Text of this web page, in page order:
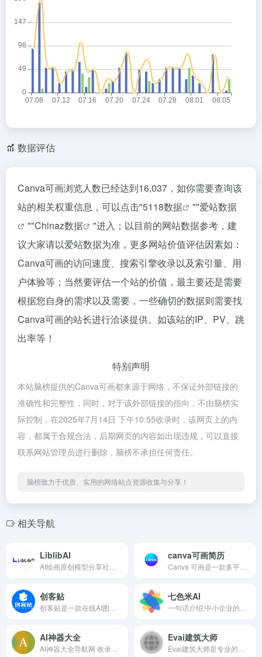
数据评估
Canva可画浏览人数已经达到16,037，如你需要查询该
站的相关权重信息，可以点击"5118数据 ""爱站数据
Canva可画的访问速度、搜索引擎收录以及索引量、用
根据您自身的需求以及需要，一些确切的数据则需要找
Canva可画的站长进行洽谈提供。如该站的IP、PV、跳
出率等！
特别声明
本站脑榜提供的Canva可画都来源于网络，不保证外部链接的
准确性和完整性，同时，对于该外部链接的指向，不由脑榜实
际控制，在2025年7月14日 下午10:55收录时，该网页上的内
联系网站管理员进行删除，脑榜不承担任何责任。
相关导航
LiblibAI canva可画简历
创客贴
创客贴是一款在线AI图形设计平台，致力于让设计变得简单高效。它无需用户下载安装任何软件，只需通过浏览器访问平台官网，即可随时随地开启设计之旅。内置了海量丰富的模板资源，涵盖了海报、宣传单页、名片、简历、PPT、社交媒体配图、电商图片、邀请函等数十种常见设计类型，满足了个人、企业、教育、营销等多个领域
七色米AI
一句话介绍:中小企业的专属AI设计师" "老板要的图，说一句话就出来"
AI神器大全
吐司 Civitai
暂无评论